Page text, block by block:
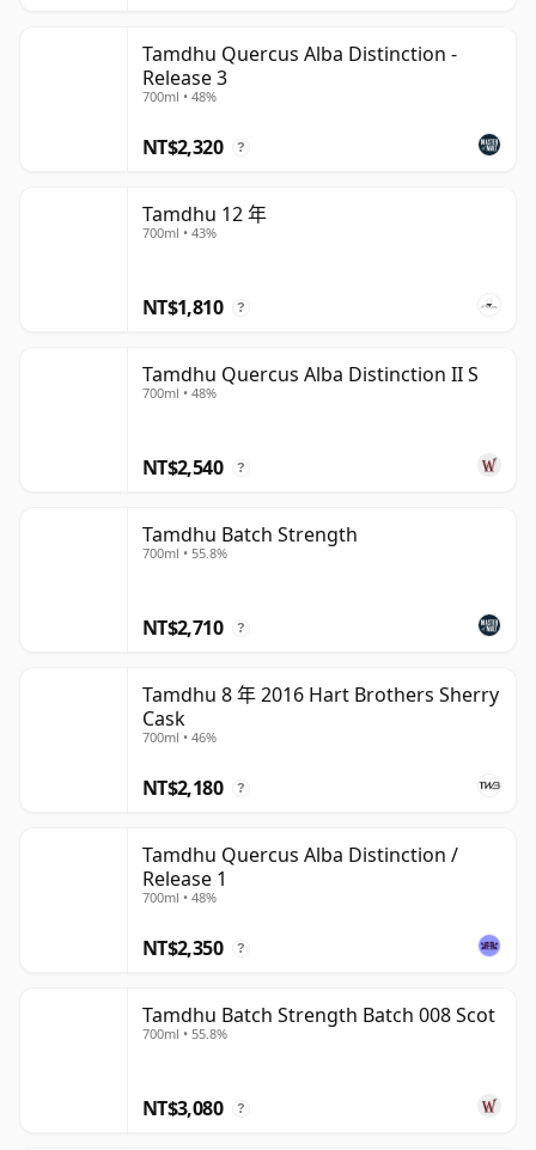
Tamdhu Quercus Alba Distinction -
Release 3
700ml • 48%
NT$2,320 ?
Tamdhu 12 年
700ml • 43%
NT$1,810 ?
Tamdhu Quercus Alba Distinction II S
700ml • 48%
NT$2,540 ?
Tamdhu Batch Strength
700ml • 55.8%
NT$2,710 ?
Tamdhu 8 年 2016 Hart Brothers Sherry
Cask
700ml • 46%
NT$2,180 ?
Tamdhu Quercus Alba Distinction /
Release 1
700ml • 48%
NT$2,350 ?
Tamdhu Batch Strength Batch 008 Scot
700ml • 55.8%
NT$3,080 ?